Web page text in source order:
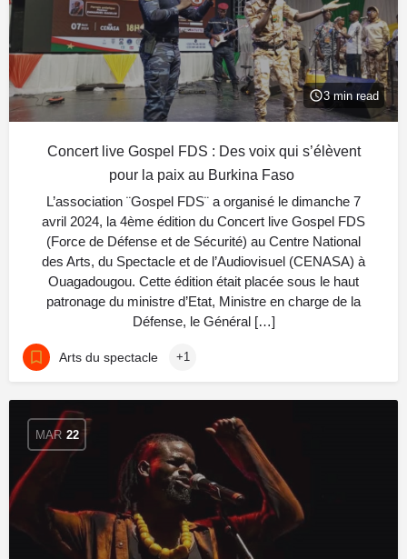
3 min read
Concert live Gospel FDS : Des voix qui s’élèvent
pour la paix au Burkina Faso
L’association ¨Gospel FDS¨ a organisé le dimanche 7
avril 2024, la 4ème édition du Concert live Gospel FDS
(Force de Défense et de Sécurité) au Centre National
des Arts, du Spectacle et de l’Audiovisuel (CENASA) à
Ouagadougou. Cette édition était placée sous le haut
patronage du ministre d’Etat, Ministre en charge de la
Défense, le Général […]
Arts du spectacle +1
MAR 22